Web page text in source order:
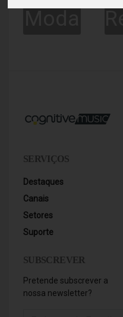
SERVIÇOS
Destaques
Canais
Setores
Suporte
SUBSCREVER
Pretende subscrever a
nossa newsletter?